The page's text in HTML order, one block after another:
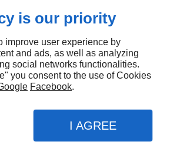
DE CONTACT UNI’GEL
En stock
€1,35
is our priority
improve user experience by
and ads, as well as analyzing
social networks functionalities.
you consent to the use of Cookies
Facebook.
I AGREE